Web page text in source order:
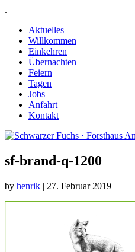
.
Aktuelles
Willkommen
Einkehren
Übernachten
Feiern
Tagen
Jobs
Anfahrt
Kontakt
sf-brand-q-1200
by henrik | 27. Februar 2019